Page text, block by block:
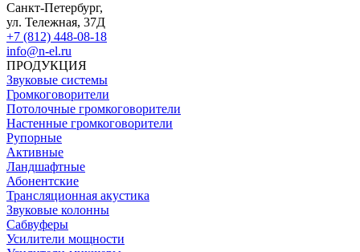
Санкт-Петербург,
ул. Тележная, 37Д
+7 (812) 448-08-18
info@n-el.ru
ПРОДУКЦИЯ
Звуковые системы
Громкоговорители
Потолочные громкоговорители
Настенные громкоговорители
Рупорные
Активные
Ландшафтные
Абонентские
Трансляционная акустика
Звуковые колонны
Сабвуферы
Усилители мощности